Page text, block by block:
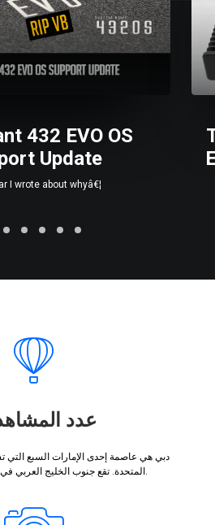
432 EVO OS
Update
I wrote about whyâ€¦
عدد
دبي هي عاصمة إحدى الإمارات السبع التي
المتحدة. تقع جنوب الخليج العربي في شبه الجزيرة العربية.